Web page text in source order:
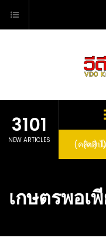
content
3101
NEW ARTICLES
ปในถัง จะได้ผล
expect that
fruit
(คลิป)
เกษตรพอเ